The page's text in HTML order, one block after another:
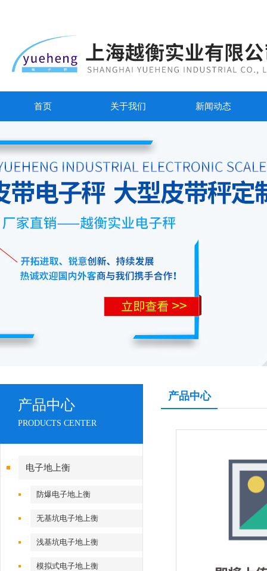
首页 关于我们 新闻动态
产品中心
PRODUCTS CENTER
电子地上衡
防爆电子地上衡
无基坑电子地上衡
浅基坑电子地上衡
模拟式电子地上衡
产品中心